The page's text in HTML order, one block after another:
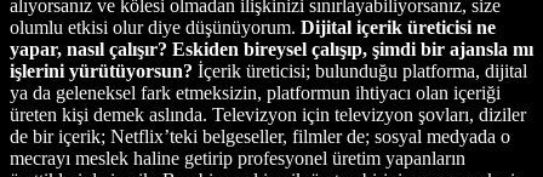
alıyorsanız ve kölesi olmadan ilişkinizi sınırlayabiliyorsanız, size
olumlu etkisi olur diye düşünüyorum. Dijital içerik üreticisi ne
yapar, nasıl çalışır? Eskiden bireysel çalışıp, şimdi bir ajansla mı
işlerini yürütüyorsun? İçerik üreticisi; bulunduğu platforma, dijital
ya da geleneksel fark etmeksizin, platformun ihtiyacı olan içeriği
üreten kişi demek aslında. Televizyon için televizyon şovları, diziler
de bir içerik; Netflix’teki belgeseller, filmler de; sosyal medyada o
mecrayı meslek haline getirip profesyonel üretim yapanların